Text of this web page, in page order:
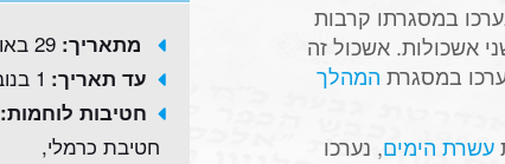
אלם נערכו במסגרתו קרבות
אשכולות. אשכול זה
במסגרת המהלך
עשרת הימים, נערכו
מתאריך: 29 באוקטובר 1948
עד תאריך: 1 בנובמבר 1948
חטיבות לוחמות:
חטיבת כרמלי,